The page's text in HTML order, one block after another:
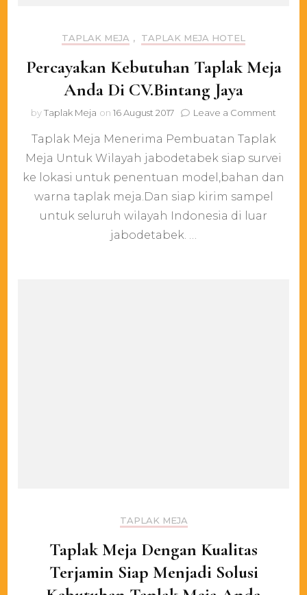
TAPLAK MEJA , TAPLAK MEJA HOTEL
Percayakan Kebutuhan Taplak Meja
Anda Di CV.Bintang Jaya
byTaplak Meja on 16 August 2017 Leave a Comment
Taplak
Anda
Taplak Meja Menerima Pembuatan Taplak
Meja Untuk Wilayah jabodetabek siap survei
ke lokasi untuk penentuan model,bahan dan
warna taplak meja.Dan siap kirim sampel
untuk seluruh wilayah Indonesia di luar
jabodetabek. …
TAPLAK MEJA
Taplak Meja Dengan Kualitas
Terjamin Siap Menjadi Solusi